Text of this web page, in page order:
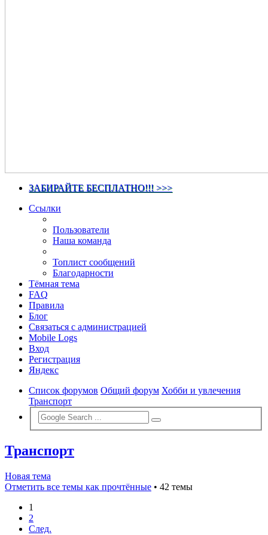
ЗАБИРАЙТЕ БЕСПЛАТНО!!! >>>
Ссылки
Пользователи
Наша команда
Топлист сообщений
Благодарности
Тёмная тема
FAQ
Правила
Блог
Связаться с администрацией
Mobile Logs
Вход
Регистрация
Яндекс
Список форумов Общий форум Хобби и увлечения
Транспорт
Транспорт
Новая тема
Отметить все темы как прочтённые • 42 темы
1
2
След.